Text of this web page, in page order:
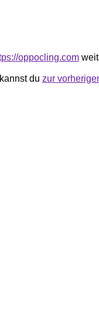
oppocling.com
du zur